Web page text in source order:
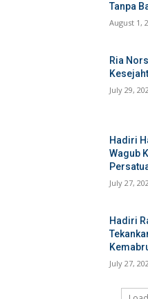
Tanpa
August 1,
Ria
July 29,
Hadiri
Wagub
July 27,
Hadiri
July 27,